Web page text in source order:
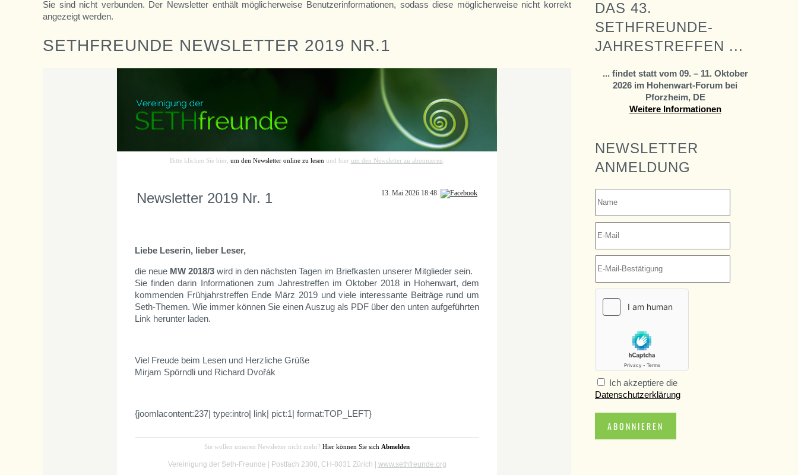
Sie sind nicht verbunden. Der Newsletter enthält möglicherweise Benutzerinformationen, sodass diese möglicherweise nicht korrekt
angezeigt werden.
SETHFREUNDE NEWSLETTER 2019 NR.1
DAS 43.
SETHFREUNDE-
JAHRESTREFFEN ...
... findet statt vom 09. – 11. Oktober
2026 im Hohenwart-Forum bei
Pforzheim, DE
Weitere Informationen
NEWSLETTER
ANMELDUNG
Ich akzeptiere die
Datenschutzerklärung
ABONNIEREN